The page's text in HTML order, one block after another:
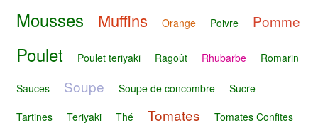
Mousses Muffins Orange Poivre Pomme
Poulet Poulet teriyaki Ragoût Rhubarbe Romarin
Sauces Soupe Soupe de concombre Sucre
Tartines Teriyaki Thé Tomates
Tomates Confites